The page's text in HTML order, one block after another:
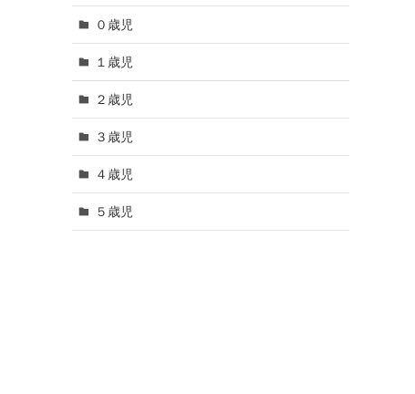
０歳児
１歳児
２歳児
３歳児
４歳児
５歳児